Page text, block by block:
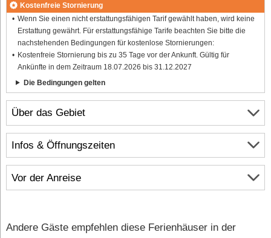
Über das Gebiet
Infos & Öffnungszeiten
Vor der Anreise
Kostenfreie Stornierung
Wenn Sie einen nicht erstattungsfähigen Tarif gewählt haben, wird keine
Erstattung gewährt. Für erstattungsfähige Tarife beachten Sie bitte die
nachstehenden Bedingungen für kostenlose Stornierungen:
Kostenfreie Stornierung bis zu 35 Tage vor der Ankunft. Gültig für
Ankünfte in dem Zeitraum 18.07.2026 bis 31.12.2027
Die Bedingungen gelten
Andere Gäste empfehlen diese Ferienhäuser in der